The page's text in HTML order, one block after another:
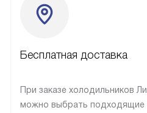
Бесплатная доставка
При заказе холодильников
можно выбрать подходящие